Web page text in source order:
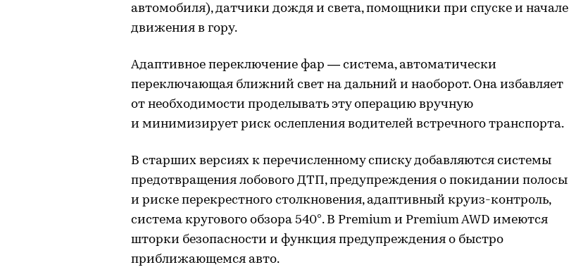
автомобиля), датчики дождя и света, помощники при спуске и начале
движения в гору.
Адаптивное переключение фар — система, автоматически
переключающая ближний свет на дальний и наоборот. Она избавляет
от необходимости проделывать эту операцию вручную
и минимизирует риск ослепления водителей встречного транспорта.
В старших версиях к перечисленному списку добавляются системы
предотвращения лобового ДТП, предупреждения о покидании полосы
и риске перекрестного столкновения, адаптивный круиз-контроль,
система кругового обзора 540°. В Premium и Premium AWD имеются
шторки безопасности и функция предупреждения о быстро
приближающемся авто.